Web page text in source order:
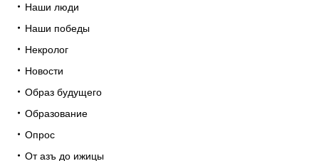
Наши люди
Наши победы
Некролог
Новости
Образ будущего
Образование
Опрос
От азъ до ижицы